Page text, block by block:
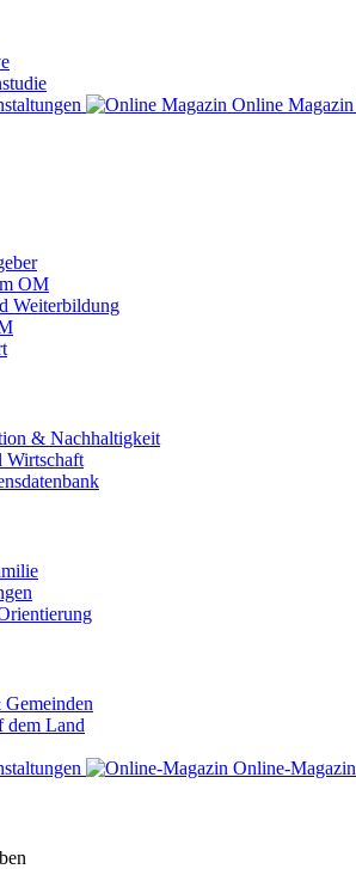
Online Magazin
OM
Weiterbildung
& Nachhaltigkeit
Wirtschaft
Gemeinden
dem Land
Online-Magazin